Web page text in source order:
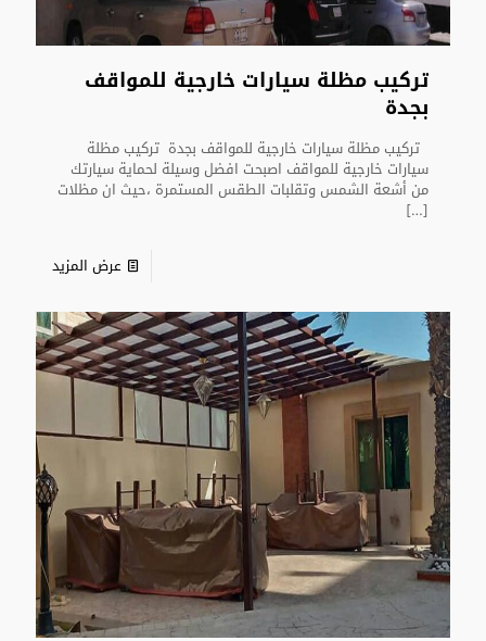
تركيب مظلة سيارات خارجية للمواقف
بجدة
تركيب مظلة سيارات خارجية للمواقف بجدة تركيب مظلة
سيارات خارجية للمواقف اصبحت افضل وسيلة لحماية سيارتك
من أشعة الشمس وتقلبات الطقس المستمرة ،حيث ان مظلات
[…]
عرض المزيد